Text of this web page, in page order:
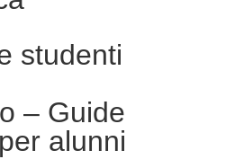
studenti
– Guide
alunni